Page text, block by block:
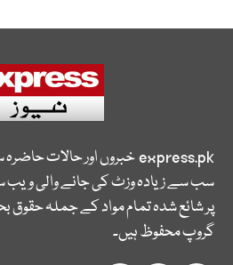
express.pkخبروں اور حالات
سب سے زیادہ وزٹ کی جانے والی
پر شائع شدہ تمام مواد کے جملہ حقوق
گروپ محفوظ ہیں۔